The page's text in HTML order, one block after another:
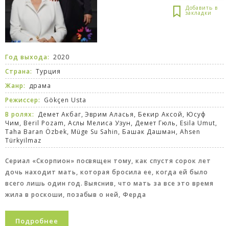
Год выхода: 2020
Страна: Турция
Жанр: драма
Режиссер: Gökçen Usta
В ролях: Демет Акбаг, Эврим Аласья, Бекир Аксой, Юсуф
Чим, Beril Pozam, Аслы Мелиса Узун, Демет Гюль, Esila Umut,
Taha Baran Özbek, Müge Su Sahin, Башак Дашман, Ahsen
Türkyilmaz
Сериал «Скорпион» посвящен тому, как спустя сорок лет
дочь находит мать, которая бросила ее, когда ей было
всего лишь один год. Выяснив, что мать за все это время
жила в роскоши, позабыв о ней, Ферда
Подробнее